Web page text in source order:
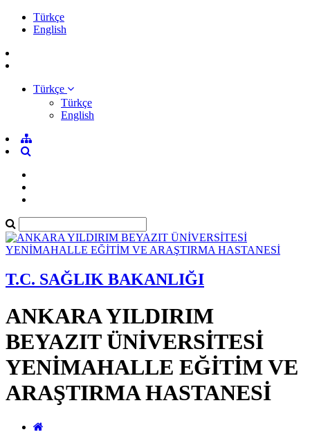
Türkçe
English
Türkçe
Türkçe
English
T.C. SAĞLIK BAKANLIĞI
ANKARA YILDIRIM
BEYAZIT ÜNİVERSİTESİ
YENİMAHALLE EĞİTİM VE
ARAŞTIRMA HASTANESİ